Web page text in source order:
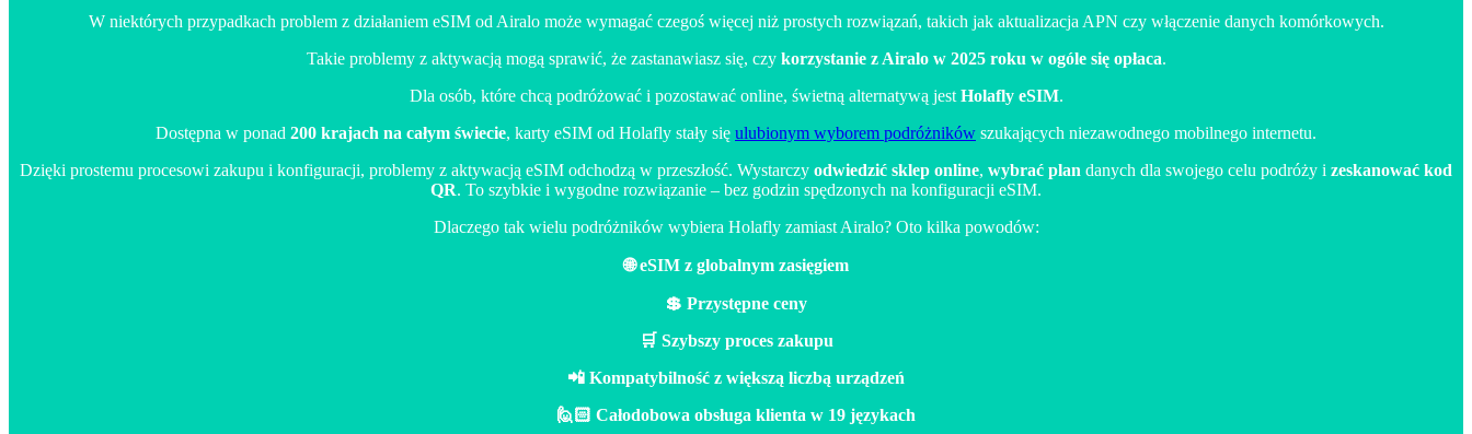
W niektórych przypadkach problem z działaniem eSIM od Airalo może wymagać czegoś więcej niż prostych rozwiązań, takich jak aktualizacja APN czy włączenie danych komórkowych.
Takie problemy z aktywacją mogą sprawić, że zastanawiasz się, czy korzystanie z Airalo w 2025 roku w ogóle się opłaca.
Dla osób, które chcą podróżować i pozostawać online, świetną alternatywą jest Holafly eSIM.
Dostępna w ponad 200 krajach na całym świecie, karty eSIM od Holafly stały się ulubionym wyborem podróżników szukających niezawodnego mobilnego internetu.
Dzięki prostemu procesowi zakupu i konfiguracji, problemy z aktywacją eSIM odchodzą w przeszłość. Wystarczy odwiedzić sklep online, wybrać plan danych dla swojego celu podróży i zeskanować kod
QR. To szybkie i wygodne rozwiązanie – bez godzin spędzonych na konfiguracji eSIM.
Dlaczego tak wielu podróżników wybiera Holafly zamiast Airalo? Oto kilka powodów:
🌐 eSIM z globalnym zasięgiem
💲 Przystępne ceny
🛒 Szybszy proces zakupu
📲 Kompatybilność z większą liczbą urządzeń
🙋🏻 Całodobowa obsługa klienta w 19 językach